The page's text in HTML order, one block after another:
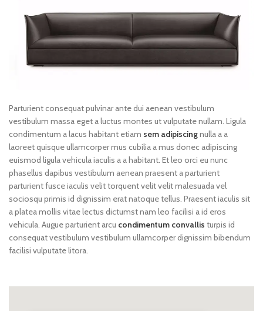
Parturient consequat pulvinar ante dui aenean vestibulum
vestibulum massa eget a luctus montes ut vulputate nullam. Ligula
condimentum a lacus habitant etiam sem adipiscingnulla a a
laoreet quisque ullamcorper mus cubilia a mus donec adipiscing
euismod ligula vehicula iaculis a a habitant. Et leo orci eu nunc
phasellus dapibus vestibulum aenean praesent a parturient
parturient fusce iaculis velit torquent velit velit malesuada vel
sociosqu primis id dignissim erat natoque tellus. Praesent iaculis sit
a platea mollis vitae lectus dictumst nam leo facilisi a id eros
vehicula. Augue parturient arcu condimentum convallis turpis id
consequat vestibulum vestibulum ullamcorper dignissim bibendum
facilisi vulputate litora.